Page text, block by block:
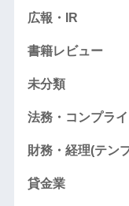
広報・IR
書籍レビュー
未分類
法務・コンプラ
財務・経理(テン
貸金業